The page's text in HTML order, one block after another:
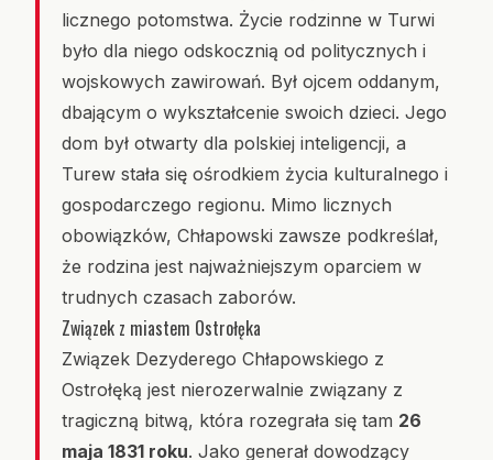
licznego potomstwa. Życie rodzinne w Turwi
było dla niego odskocznią od politycznych i
wojskowych zawirowań. Był ojcem oddanym,
dbającym o wykształcenie swoich dzieci. Jego
dom był otwarty dla polskiej inteligencji, a
Turew stała się ośrodkiem życia kulturalnego i
gospodarczego regionu. Mimo licznych
obowiązków, Chłapowski zawsze podkreślał,
że rodzina jest najważniejszym oparciem w
trudnych czasach zaborów.
Związek z miastem Ostrołęka
Związek Dezyderego Chłapowskiego z
Ostrołęką jest nierozerwalnie związany z
tragiczną bitwą, która rozegrała się tam 26
maja 1831 roku. Jako generał dowodzący